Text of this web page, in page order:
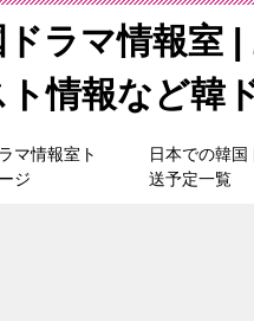
ラマ情報室
ト情報など韓
マ情報室ト
ジ
日本での韓国
送予定一覧